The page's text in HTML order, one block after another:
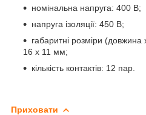
номінальна напруга: 400 В;
напруга ізоляції: 450 В;
габаритні розміри
16 х 11 мм;
кількість контактів: 12 пар.
Приховати